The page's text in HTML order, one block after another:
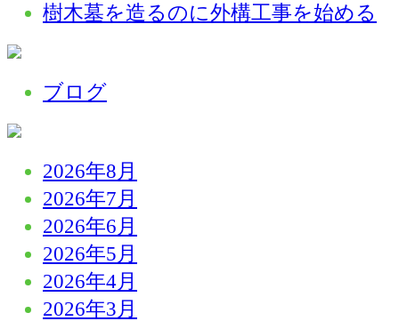
樹木墓を造るのに外構工事を始める
ブログ
2026年8月
2026年7月
2026年6月
2026年5月
2026年4月
2026年3月